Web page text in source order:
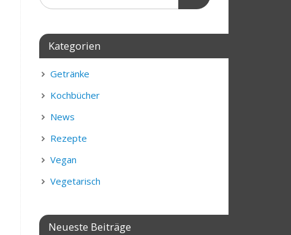
Kategorien
Getränke
Kochbücher
News
Rezepte
Vegan
Vegetarisch
Neueste Beiträge